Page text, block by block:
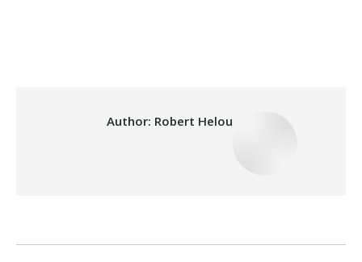
Author: Robert Helou